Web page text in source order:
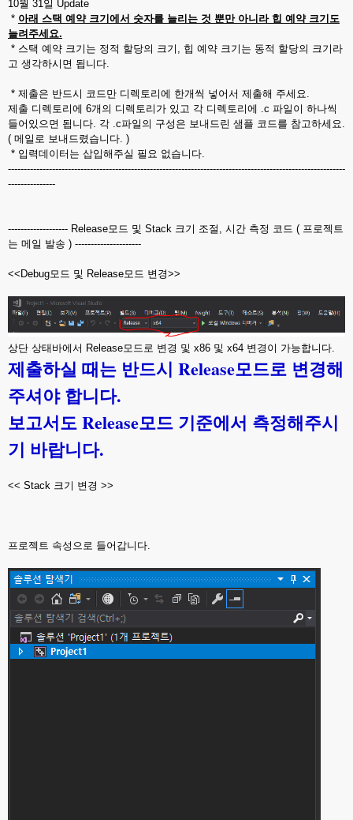
10월 31일 Update
* 아래 스택 예약 크기에서 숫자를 늘리는 것 뿐만 아니라 힙 예약 크기도
늘려주세요.
* 스택 예약 크기는 정적 할당의 크기, 힙 예약 크기는 동적 할당의 크기라
고 생각하시면 됩니다.
* 제출은 반드시 코드만 디렉토리에 한개씩 넣어서 제출해 주세요.
제출 디렉토리에 6개의 디렉토리가 있고 각 디렉토리에 .c 파일이 하나씩
들어있으면 됩니다. 각 .c파일의 구성은 보내드린 샘플 코드를 참고하세요.
( 메일로 보내드렸습니다. )
* 입력데이터는 삽입해주실 필요 없습니다.
-----------------------------------------------------------------------------------------------------------
---------------
------------------- Release모드 및 Stack 크기 조절, 시간 측정 코드 ( 프로젝트
는 메일 발송 ) ---------------------
<<Debug모드 및 Release모드 변경>>
상단 상태바에서 Release모드로 변경 및 x86 및 x64 변경이 가능합니다.
제출하실 때는 반드시 Release모드로 변경해
주셔야 합니다.
보고서도 Release모드 기준에서 측정해주시
기 바랍니다.
<< Stack 크기 변경 >>
프로젝트 속성으로 들어갑니다.